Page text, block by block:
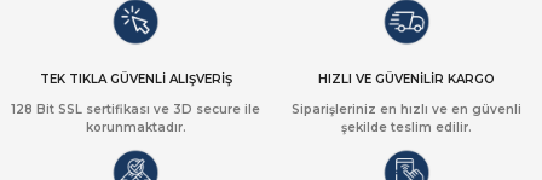
TEK TIKLA GÜVENLİ ALIŞVERİŞ
128 Bit SSL sertifikası ve 3D secure ile
korunmaktadır.
HIZLI VE GÜVENİLİR KARGO
Siparişleriniz en hızlı ve en güvenli
şekilde teslim edilir.